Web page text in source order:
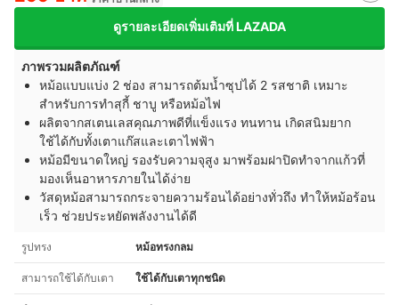
ดูรายละเอียดเพิ่มเติมที่ LAZADA
ภาพรวมผลิตภัณฑ์
หม้อแบบแบ่ง 2 ช่อง สามารถต้มน้ำซุปได้ 2 รสชาติ เหมาะ
สำหรับการทำสุกี้ ชาบู หรือหม้อไฟ
ผลิตจากสเตนเลสคุณภาพดีที่แข็งแรง ทนทาน เกิดสนิมยาก
ใช้ได้กับทั้งเตาแก๊สและเตาไฟฟ้า
หม้อมีขนาดใหญ่ รองรับความจุสูง มาพร้อมฝาปิดทำจากแก้วที่
มองเห็นอาหารภายในได้ง่าย
วัสดุหม้อสามารถกระจายความร้อนได้อย่างทั่วถึง ทำให้หม้อร้อน
เร็ว ช่วยประหยัดพลังงานได้ดี
รูปทรง หม้อทรงกลม
สามารถใช้ได้กับเตา ใช้ได้กับเตาทุกชนิด